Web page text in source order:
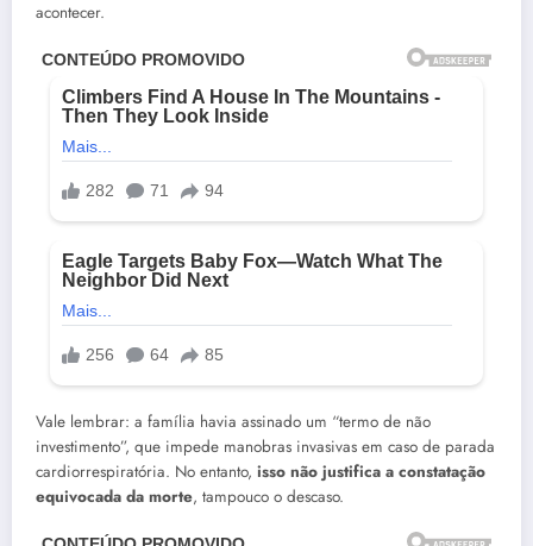
acontecer.
Vale lembrar: a família havia assinado um “termo de não
investimento”, que impede manobras invasivas em caso de parada
cardiorrespiratória. No entanto, isso não justifica a constatação
equivocada da morte, tampouco o descaso.